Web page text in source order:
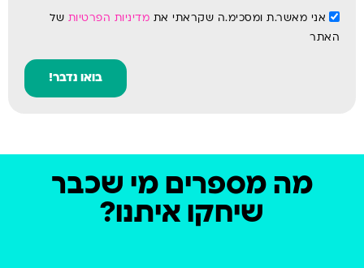
אני מאשר.ת ומסכימ.ה שקראתי את מדיניות הפרטיות של
האתר
בואו נדבר!
מה מספרים מי שכבר
שיחקו איתנו?